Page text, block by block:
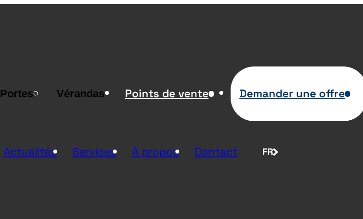
Portes Vérandas Points de vente Demander une offre
Actualités Services À propos Contact FR